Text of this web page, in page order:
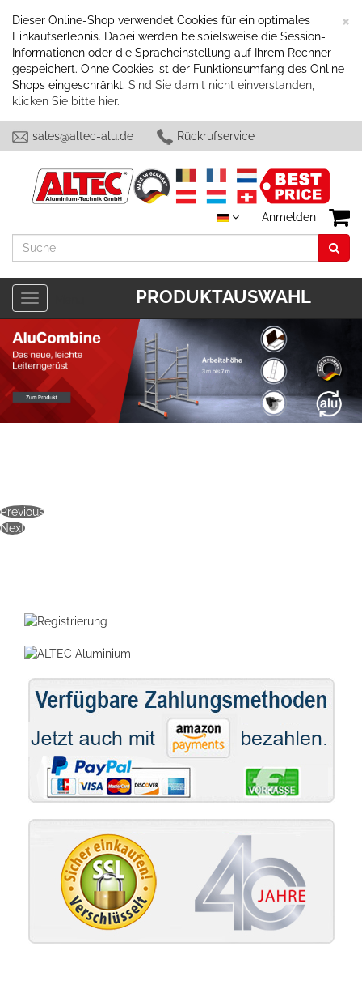
×
Dieser Online-Shop verwendet Cookies für ein optimales
Einkaufserlebnis. Dabei werden beispielsweise die Session-
Informationen oder die Spracheinstellung auf Ihrem Rechner
gespeichert. Ohne Cookies ist der Funktionsumfang des Online-
Shops eingeschränkt. Sind Sie damit nicht einverstanden,
klicken Sie bitte hier.
sales@altec-alu.de Rückrufservice
Anmelden
Suche
Toggle
navigation
PRODUKTAUSWAHL
Previous
Next